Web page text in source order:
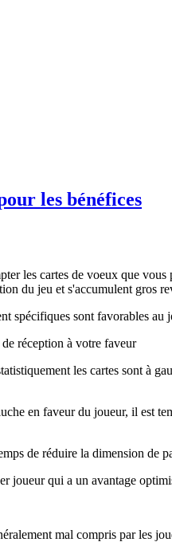
les bénéfices
les cartes de voeux que
du jeu et s'accumulent gros
spécifiques sont favorables
réception à votre faveur
les cartes sont à
en faveur du joueur, il est
de réduire la dimension de
joueur qui a un avantage
mal compris par les